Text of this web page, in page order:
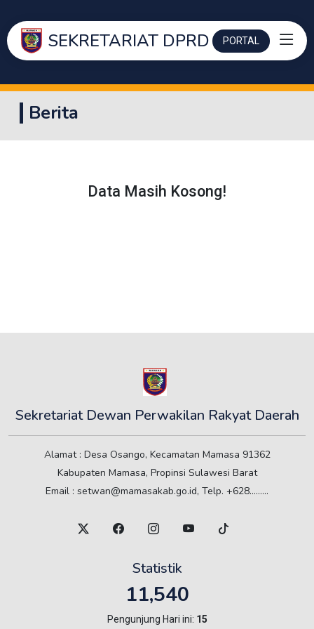
SEKRETARIAT DPRD PORTAL
Berita
Data Masih Kosong!
Sekretariat Dewan Perwakilan Rakyat Daerah
Alamat : Desa Osango, Kecamatan Mamasa 91362
Kabupaten Mamasa, Propinsi Sulawesi Barat
Email : setwan@mamasakab.go.id, Telp. +628.........
Statistik
11,540
Pengunjung Hari ini: 15